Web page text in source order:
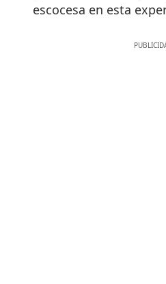
escocesa en esta